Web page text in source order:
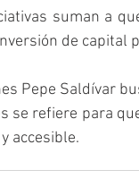
suman a
de capital
Pepe Saldívar
se refiere para
accesible.